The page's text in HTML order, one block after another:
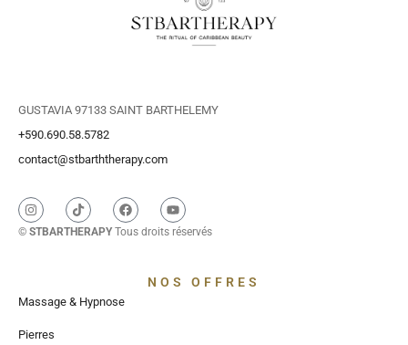
GUSTAVIA 97133 SAINT BARTHELEMY
+590.690.58.5782
contact@stbarththerapy.com
© STBARTHERAPY Tous droits réservés
NOS OFFRES
Massage & Hypnose
Pierres